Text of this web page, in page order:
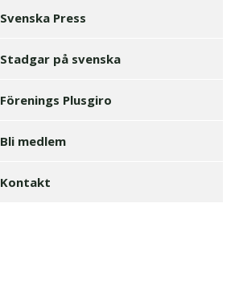
Svenska Press
Stadgar på svenska
Förenings Plusgiro
Bli medlem
Kontakt